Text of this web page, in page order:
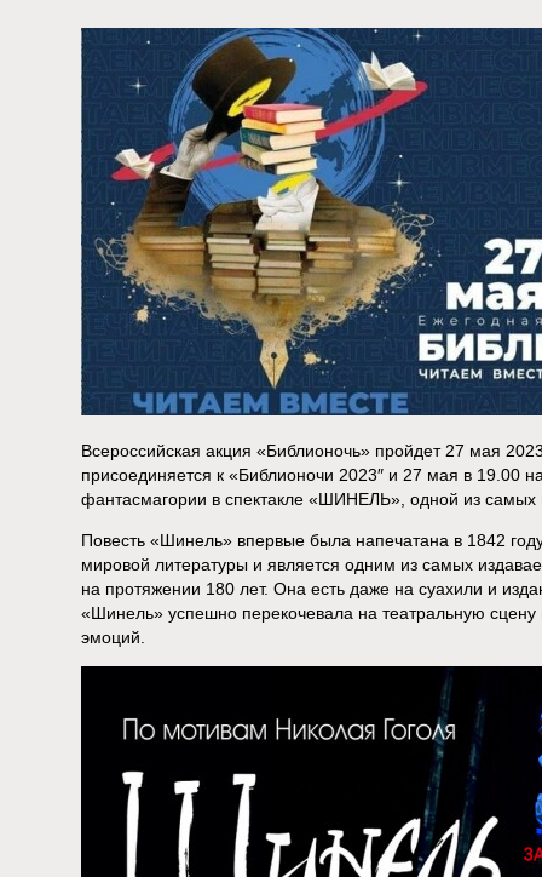
Всероссийская акция «Библионочь» пройдет 27 мая
присоединяется к «Библионочи 2023″ и 27 мая в 19.00
фантасмагории в спектакле «ШИНЕЛЬ», одной из самых
Повесть «Шинель» впервые была напечатана в 1842
мировой литературы и является одним из самых
на протяжении 180 лет. Она есть даже на суахили и
«Шинель» успешно перекочевала на театральную сцену
эмоций.